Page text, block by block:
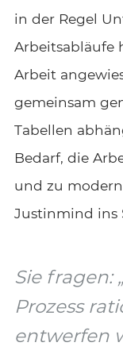
in der Regel
Arbeitsabläufe
Arbeit
gemeinsam
Tabellen
Bedarf, die
und zu
Justinmind ins
Sie fragen:
Prozess
entwerfen